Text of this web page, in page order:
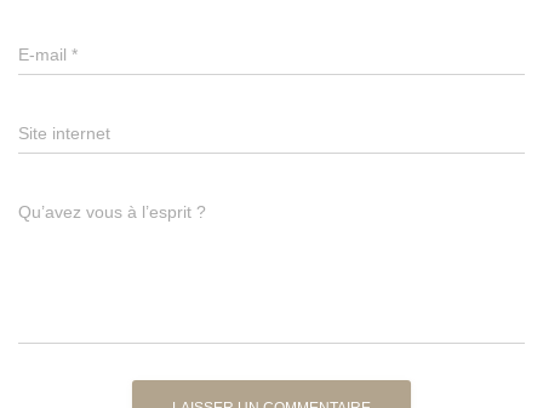
E-mail *
Site internet
Qu’avez vous à l’esprit ?